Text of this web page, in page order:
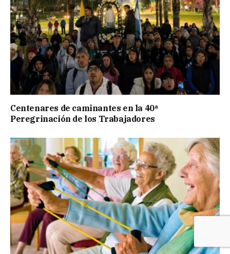
Centenares de caminantes en la 40ª
Peregrinación de los Trabajadores